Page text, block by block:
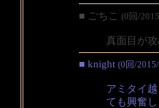
■ ごちこ (0回/
真面目が
■ knight (0回/
アミタイ
ても興奮